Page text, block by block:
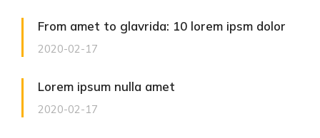
From amet to glavrida: 10 lorem ipsm dolor
2020-02-17
Lorem ipsum nulla amet
2020-02-17